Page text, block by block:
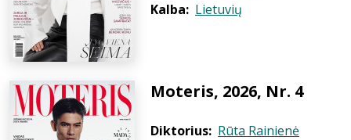
Kalba: Lietuvių
Moteris, 2026, Nr. 4
Diktorius: Rūta Rainienė